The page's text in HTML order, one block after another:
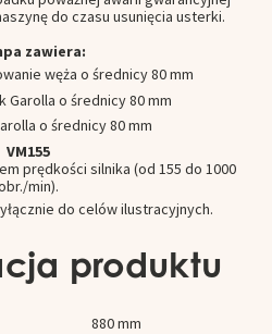
do czasu usunięcia usterki.
zawiera:
węża o średnicy 80 mm
Garolla o średnicy 80 mm
o średnicy 80 mm
VM155
prędkości silnika (od 155 do 1000
min).
do celów ilustracyjnych.
produktu
880 mm